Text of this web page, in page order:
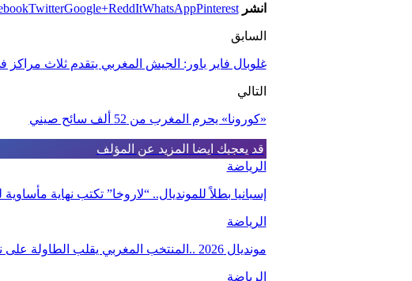
انشر TwitterGoogle+ReddItWhatsAppPinterest
السابق
غلوبال فاير باور: الجيش المغربي يتقدم ثلاث مراكز في
التالي
«كورونا» يحرم المغرب من 52 ألف سائح صيني
قد يعجبك ايضا المزيد عن المؤلف
الرياضة
إسبانيا بطلاً للمونديال.. “لاروخا” تكتب نهاية
الرياضة
مونديال 2026 ..المنتخب المغربي يقلب الطاولة على نظيره من هايتي (4-2)، والبدلاء يصنعون…
الرياضة